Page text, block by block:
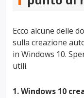
Ecco alcune delle
sulla creazione
in Windows 10.
utili.
1. Windows 10